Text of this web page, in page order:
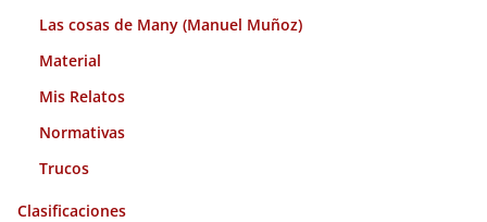
Las cosas de Many (Manuel Muñoz)
Material
Mis Relatos
Normativas
Trucos
Clasificaciones